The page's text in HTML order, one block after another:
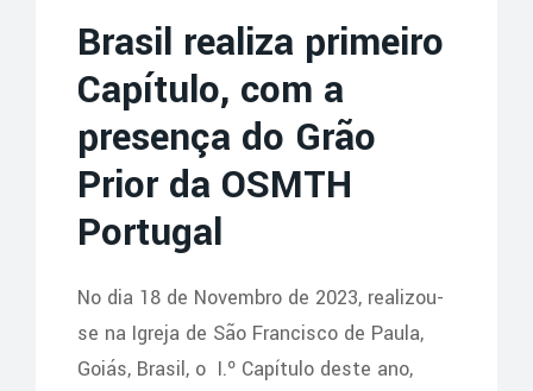
Brasil realiza primeiro
Capítulo, com a
presença do Grão
Prior da OSMTH
Portugal
No dia 18 de Novembro de 2023, realizou-
se na Igreja de São Francisco de Paula,
Goiás, Brasil, o I.º Capítulo deste ano,